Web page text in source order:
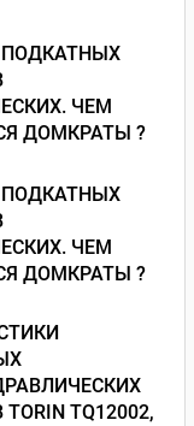
ПОДКАТНЫХ
ЧЕМ
ДОМКРАТЫ ?
ПОДКАТНЫХ
ЧЕМ
ДОМКРАТЫ ?
TQ12002,